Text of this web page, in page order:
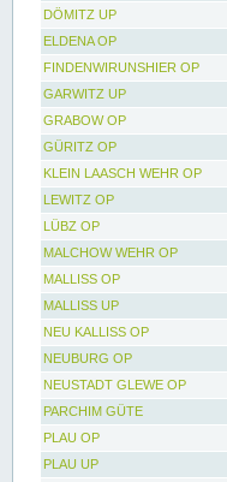
DÖMITZ UP
ELDENA OP
FINDENWIRUNSHIER OP
GARWITZ UP
GRABOW OP
GÜRITZ OP
KLEIN LAASCH WEHR OP
LEWITZ OP
LÜBZ OP
MALCHOW WEHR OP
MALLISS OP
MALLISS UP
NEU KALLISS OP
NEUBURG OP
NEUSTADT GLEWE OP
PARCHIM GÜTE
PLAU OP
PLAU UP